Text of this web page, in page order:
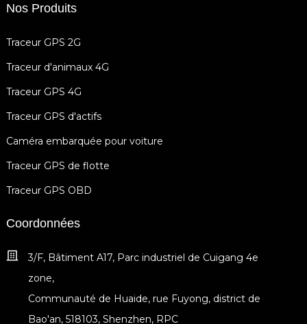
Nos Produits
Traceur GPS 2G
Traceur d'animaux 4G
Traceur GPS 4G
Traceur GPS d'actifs
Caméra embarquée pour voiture
Traceur GPS de flotte
Traceur GPS OBD
Coordonnées
3/F, Bâtiment A17, Parc industriel de Cuigang 4e
zone,
Communauté de Huaide, rue Fuyong, district de
Bao'an, 518103, Shenzhen, RPC